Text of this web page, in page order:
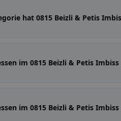
hat 0815 Beizli & Petis
im 0815 Beizli & Petis
im 0815 Beizli & Petis